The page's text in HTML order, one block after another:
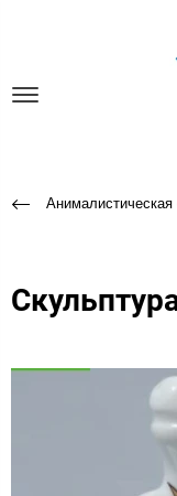
Анималистическая